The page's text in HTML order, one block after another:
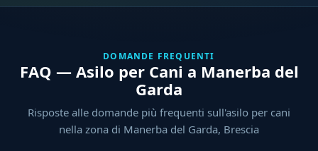
DOMANDE FREQUENTI
FAQ — Asilo per Cani a Manerba del
Garda
Risposte alle domande più frequenti sull'asilo per cani
nella zona di Manerba del Garda, Brescia